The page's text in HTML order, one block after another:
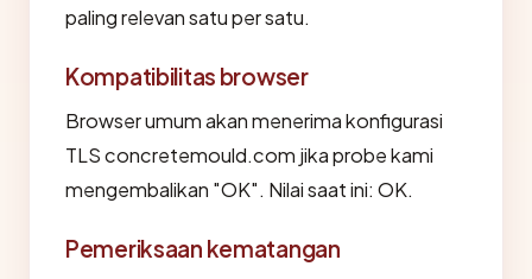
paling relevan satu per satu.
Kompatibilitas browser
Browser umum akan menerima konfigurasi
TLS concretemould.com jika probe kami
mengembalikan "OK". Nilai saat ini: OK.
Pemeriksaan kematangan